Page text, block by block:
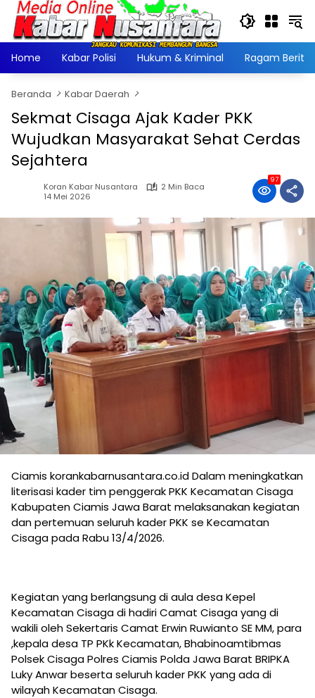
Langsung
konten
Home
Kabar Polisi Hukum & Kriminal Ragam Berita
Beranda Kabar Daerah
Sekmat Cisaga Ajak Kader PKK
Wujudkan Masyarakat Sehat Cerdas
Sejahtera
Koran Kabar Nusantara
2 Min Baca
14 Mei 2026
97
Ciamis korankabarnusantara.co.id Dalam meningkatkan
literisasi kader tim penggerak PKK Kecamatan Cisaga
Kabupaten Ciamis Jawa Barat melaksanakan kegiatan
dan pertemuan seluruh kader PKK se Kecamatan
Cisaga pada Rabu 13/4/2026.
Kegiatan yang berlangsung di aula desa Kepel
Kecamatan Cisaga di hadiri Camat Cisaga yang di
wakili oleh Sekertaris Camat Erwin Ruwianto SE MM, para
,kepala desa TP PKk Kecamatan, Bhabinoamtibmas
Polsek Cisaga Polres Ciamis Polda Jawa Barat BRIPKA
Luky Anwar beserta seluruh kader PKK yang ada di
wilayah Kecamatan Cisaga.